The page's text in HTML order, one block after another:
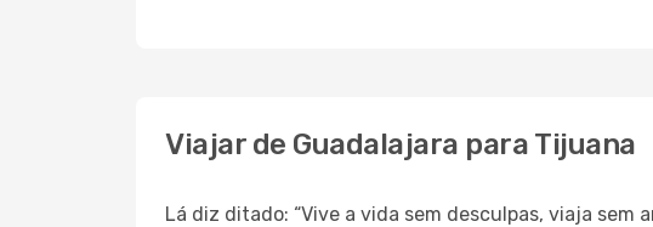
Viajar de Guadalajara para Tijuana
Lá diz ditado: “Vive a vida sem desculpas, viaja